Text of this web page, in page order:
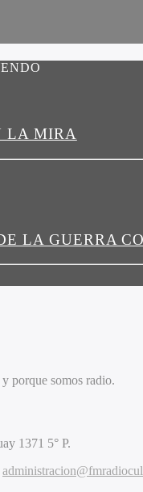
LA MIRA
LA GUERRA
porque somos radio.
1371 5° P.